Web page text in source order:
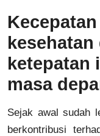
ketepatan
masa
Sejak awal sudah
berkontribusi